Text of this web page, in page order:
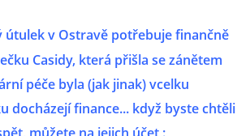
Nahoru ↑
útulek v Ostravě potřebuje finančně
Casidy, která přišla se zánětem
péče byla (jak jinak) vcelku
docházejí finance... když byste chtěli